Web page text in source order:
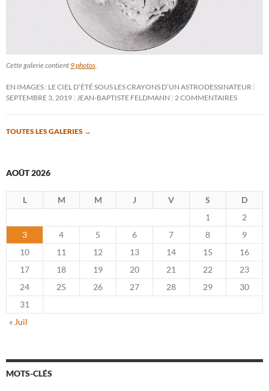
Cette galerie contient 9 photos.
EN IMAGES : LE CIEL D’ÉTÉ SOUS LES CRAYONS D’UN ASTRODESSINATEUR
SEPTEMBRE 3, 2019 JEAN-BAPTISTE FELDMANN 2 COMMENTAIRES
TOUTES LES GALERIES →
AOÛT 2026
L M M J V S
D
1
2
3
4 5 6 7 8
9
10
11 12 13 14 15
16
17
18 19 20 21 22
23
24
25 26 27 28 29
30
31
« Juil
MOTS-CLÉS